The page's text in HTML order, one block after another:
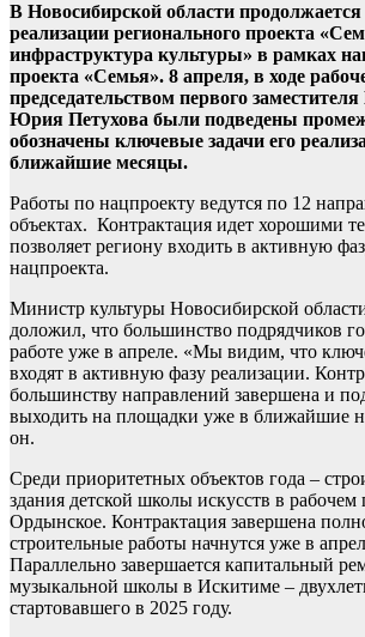
В Новосибирской области продолжается
реализации регионального проекта
инфраструктура культуры» в рамках
проекта «Семья». 8 апреля, в ходе
председательством первого
Юрия Петухова были подведены
обозначены ключевые задачи его
ближайшие месяцы.
Работы по нацпроекту ведутся по 12
объектах. Контрактация идет хорошими
позволяет региону входить в активную
нацпроекта.
Министр культуры Новосибирской
доложил, что большинство подрядчиков
работе уже в апреле. «Мы видим, что
входят в активную фазу реализации.
большинству направлений завершена и
выходить на площадки уже в ближайшие
он.
Среди приоритетных объектов года –
здания детской школы искусств в рабочем
Ордынское. Контрактация завершена
строительные работы начнутся уже в
Параллельно завершается капитальный
музыкальной школы в Искитиме –
стартовавшего в 2025 году.